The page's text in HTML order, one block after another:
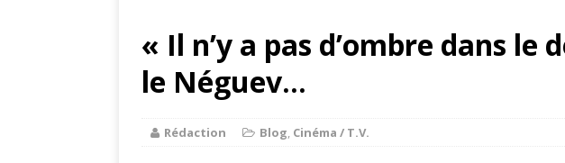
« Il n’y a pas d’ombre dans
le Néguev…
Rédaction Blog, Cinéma / T.V.